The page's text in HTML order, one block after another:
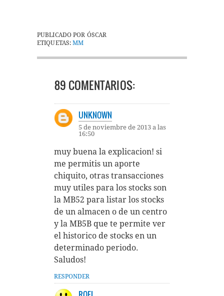
PUBLICADO POR ÓSCAR
ETIQUETAS:MM
89 COMENTARIOS:
UNKNOWN
5 de noviembre de 2013 a las
16:50
muy buena la explicacion! si
me permitis un aporte
chiquito, otras transacciones
muy utiles para los stocks son
la MB52 para listar los stocks
de un almacen o de un centro
y la MB5B que te permite ver
el historico de stocks en un
determinado periodo.
Saludos!
RESPONDER